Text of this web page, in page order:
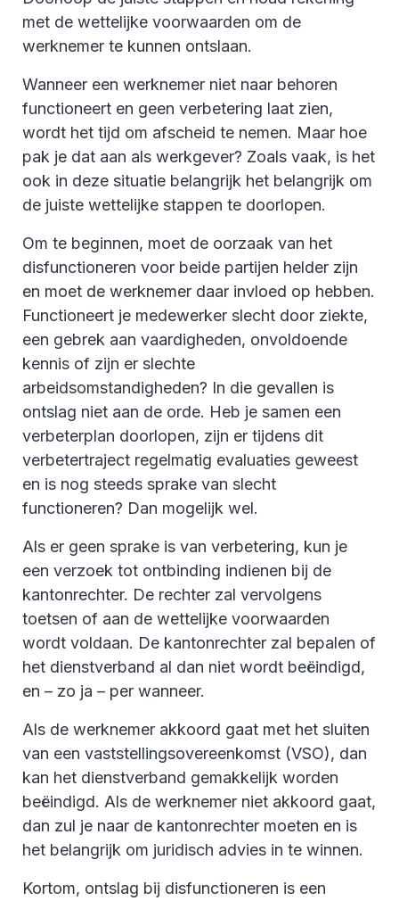
met de wettelijke voorwaarden om de
werknemer te kunnen ontslaan.
Wanneer een werknemer niet naar behoren
functioneert en geen verbetering laat zien,
wordt het tijd om afscheid te nemen. Maar hoe
pak je dat aan als werkgever? Zoals vaak, is het
ook in deze situatie belangrijk het belangrijk om
de juiste wettelijke stappen te doorlopen.
Om te beginnen, moet de oorzaak van het
disfunctioneren voor beide partijen helder zijn
en moet de werknemer daar invloed op hebben.
Functioneert je medewerker slecht door ziekte,
een gebrek aan vaardigheden, onvoldoende
kennis of zijn er slechte
arbeidsomstandigheden? In die gevallen is
ontslag niet aan de orde. Heb je samen een
verbeterplan doorlopen, zijn er tijdens dit
verbetertraject regelmatig evaluaties geweest
en is nog steeds sprake van slecht
functioneren? Dan mogelijk wel.
Als er geen sprake is van verbetering, kun je
een verzoek tot ontbinding indienen bij de
kantonrechter. De rechter zal vervolgens
toetsen of aan de wettelijke voorwaarden
wordt voldaan. De kantonrechter zal bepalen of
het dienstverband al dan niet wordt beëindigd,
en – zo ja – per wanneer.
Als de werknemer akkoord gaat met het sluiten
van een vaststellingsovereenkomst (VSO), dan
kan het dienstverband gemakkelijk worden
beëindigd. Als de werknemer niet akkoord gaat,
dan zul je naar de kantonrechter moeten en is
het belangrijk om juridisch advies in te winnen.
Kortom, ontslag bij disfunctioneren is een